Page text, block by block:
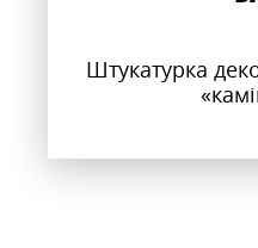
Штукатурка